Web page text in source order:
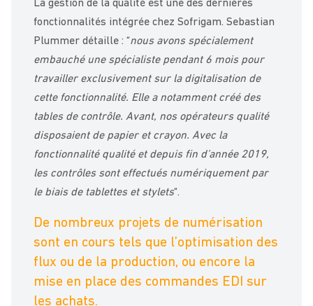
La gestion de la qualité est une des dernières
fonctionnalités intégrée chez Sofrigam. Sebastian
Plummer détaille : “nous avons spécialement
embauché une spécialiste pendant 6 mois pour
travailler exclusivement sur la digitalisation de
cette fonctionnalité. Elle a notamment créé des
tables de contrôle. Avant, nos opérateurs qualité
disposaient de papier et crayon. Avec la
fonctionnalité qualité et depuis fin d’année 2019,
les contrôles sont effectués numériquement par
le biais de tablettes et stylets“.
De nombreux projets de numérisation
sont en cours tels que l’optimisation des
flux ou de la production, ou encore la
mise en place des commandes EDI sur
les achats.